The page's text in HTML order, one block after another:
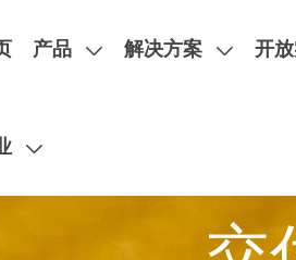
产品
MPI 探针台
解决方案
双面PCB探针台，阻抗与损耗测试，超高频汽车雷达，卫星通信
开
约实验室